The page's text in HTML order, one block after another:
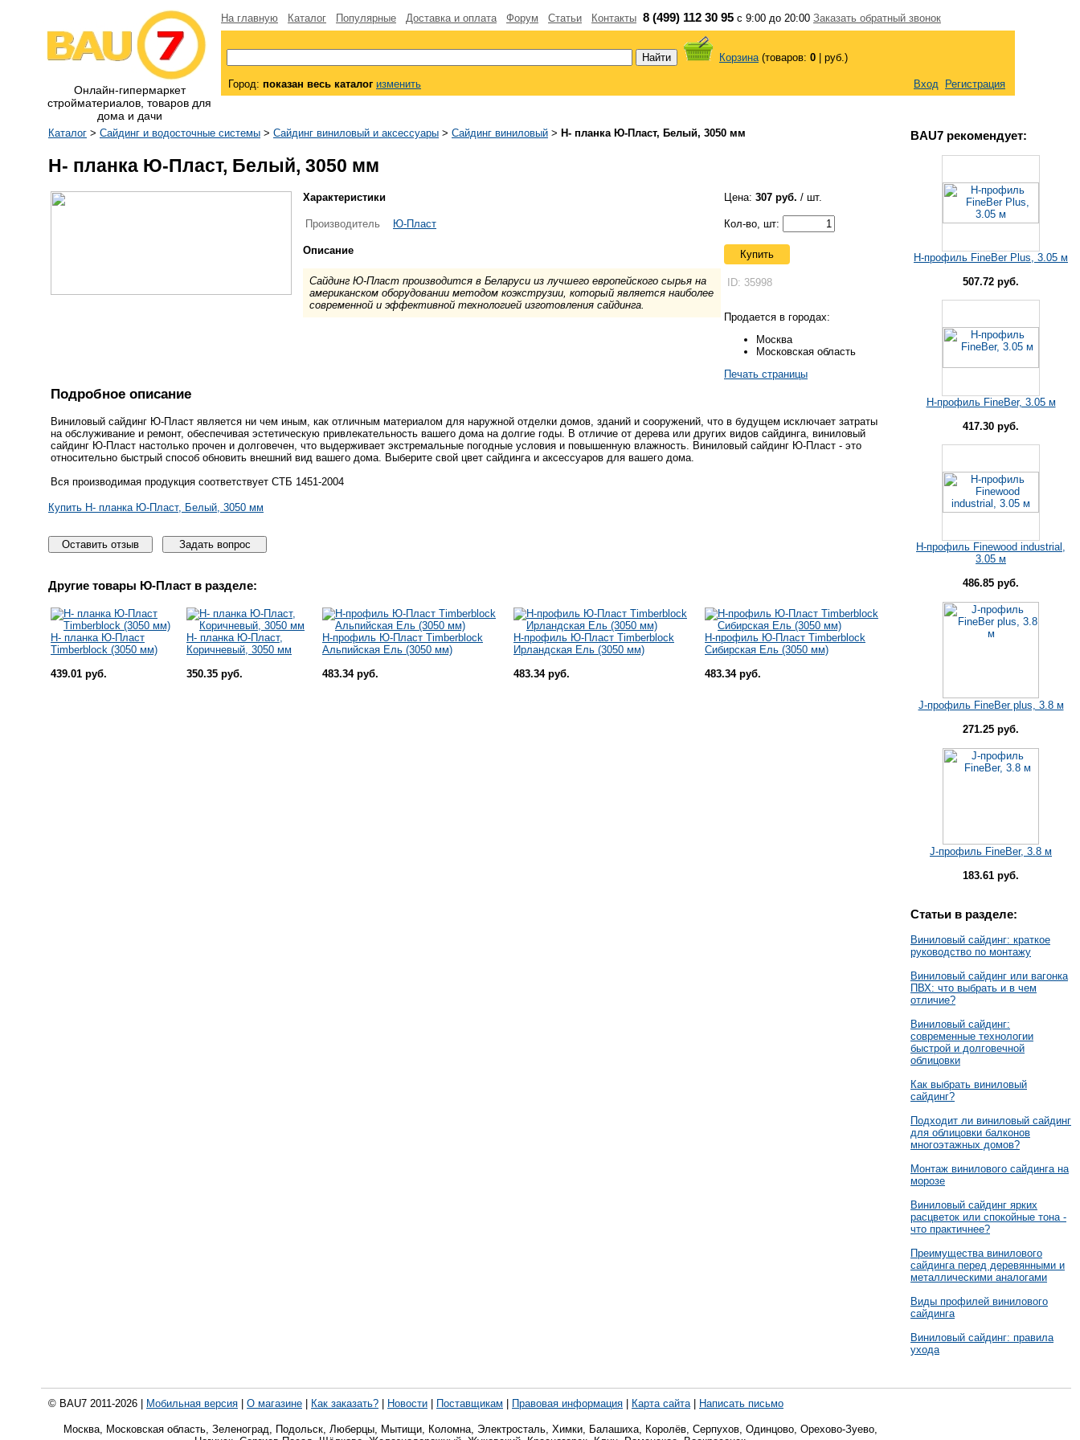
Онлайн-гипермаркет
стройматериалов, товаров для
дома и дачи
На главную Каталог Популярные Доставка и оплата Форум Статьи Контакты 8 (499) 112 30 95 с 9:00 до 20:00 Заказать обратный звонок
Корзина(товаров: 0 руб.)
Город: показан весь каталог изменить Вход Регистрация
Каталог > Сайдинг и водосточные системы > Сайдинг виниловый и аксессуары > Сайдинг виниловый > H- планка Ю-Пласт, Белый, 3050 мм
H- планка Ю-Пласт, Белый, 3050 мм
Характеристики
Производитель Ю-Пласт
Описание
Сайдинг Ю-Пласт производится в Беларуси из лучшего европейского сырья на
американском оборудовании методом коэкструзии, который является наиболее
современной и эффективной технологией изготовления сайдинга.
Цена: 307 руб. / шт.
Кол-во, шт:
Купить
ID: 35998
Продается в городах:
Москва
Московская область
Печать страницы
Подробное описание
Виниловый сайдинг Ю-Пласт является ни чем иным, как отличным материалом для наружной отделки домов, зданий и сооружений, что в будущем исключает затраты
на обслуживание и ремонт, обеспечивая эстетическую привлекательность вашего дома на долгие годы. В отличие от дерева или других видов сайдинга, виниловый
сайдинг Ю-Пласт настолько прочен и долговечен, что выдерживает экстремальные погодные условия и повышенную влажность. Виниловый сайдинг Ю-Пласт - это
относительно быстрый способ обновить внешний вид вашего дома. Выберите свой цвет сайдинга и аксессуаров для вашего дома.
Вся производимая продукция соответствует СТБ 1451-2004
Купить H- планка Ю-Пласт, Белый, 3050 мм
Оставить отзыв Задать вопрос
Другие товары Ю-Пласт в разделе:
H- планка Ю-Пласт
Timberblock (3050 мм)
439.01 руб.
H- планка Ю-Пласт,
Коричневый, 3050 мм
350.35 руб.
H-профиль Ю-Пласт Timberblock
Альпийская Ель (3050 мм)
483.34 руб.
H-профиль Ю-Пласт Timberblock
Ирландская Ель (3050 мм)
483.34 руб.
H-профиль Ю-Пласт Timberblock
Сибирская Ель (3050 мм)
483.34 руб.
BAU7 рекомендует:
H-профиль FineBer Plus, 3.05 м
507.72 руб.
H-профиль FineBer, 3.05 м
417.30 руб.
H-профиль Finewood industrial,
3.05 м
486.85 руб.
J-профиль FineBer plus, 3.8 м
271.25 руб.
J-профиль FineBer, 3.8 м
183.61 руб.
Статьи в разделе:
Виниловый сайдинг: краткое
руководство по монтажу
Виниловый сайдинг или вагонка
ПВХ: что выбрать и в чем
отличие?
Виниловый сайдинг:
современные технологии
быстрой и долговечной
облицовки
Как выбрать виниловый
сайдинг?
Подходит ли виниловый сайдинг
для облицовки балконов
многоэтажных домов?
Монтаж винилового сайдинга на
морозе
Виниловый сайдинг ярких
расцветок или спокойные тона -
что практичнее?
Преимущества винилового
сайдинга перед деревянными и
металлическими аналогами
Виды профилей винилового
сайдинга
Виниловый сайдинг: правила
ухода
© BAU7 2011-2026 | Мобильная версия О магазине Как заказать? Новости Поставщикам Правовая информация Карта сайта| Написать письмо
Москва, Московская область, Зеленоград, Подольск, Люберцы, Мытищи, Коломна, Электросталь, Химки, Балашиха, Королёв, Серпухов, Одинцово, Орехово-Зуево,